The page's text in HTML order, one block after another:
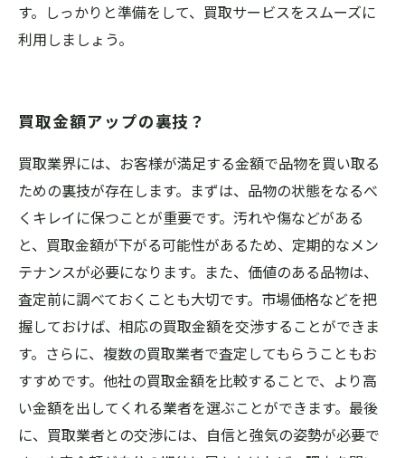
す。しっかりと準備をして、買取サービスをスムーズに
利用しましょう。
買取金額アップの裏技？
買取業界には、お客様が満足する金額で品物を買い取る
ための裏技が存在します。まずは、品物の状態をなるべ
くキレイに保つことが重要です。汚れや傷などがある
と、買取金額が下がる可能性があるため、定期的なメン
テナンスが必要になります。また、価値のある品物は、
査定前に調べておくことも大切です。市場価格などを把
握しておけば、相応の買取金額を交渉することができま
す。さらに、複数の買取業者で査定してもらうこともお
すすめです。他社の買取金額を比較することで、より高
い金額を出してくれる業者を選ぶことができます。最後
に、買取業者との交渉には、自信と強気の姿勢が必要で